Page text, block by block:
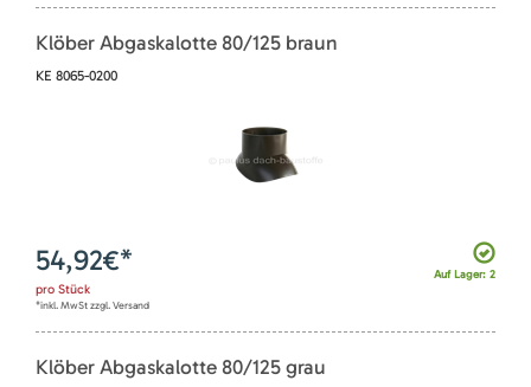
Klöber Abgaskalotte 80/125 braun
KE 8065-0200
Auf Lager: 2
54,92€*
pro Stück
*inkl. MwSt zzgl. Versand
Klöber Abgaskalotte 80/125 grau